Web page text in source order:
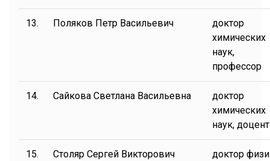
13. Поляков Петр Васильевич
доктор
химических
наук,
профессор
14. Сайкова Светлана Васильевна
доктор
химических
наук, доцент
15. Столяр Сергей Викторович
доктор